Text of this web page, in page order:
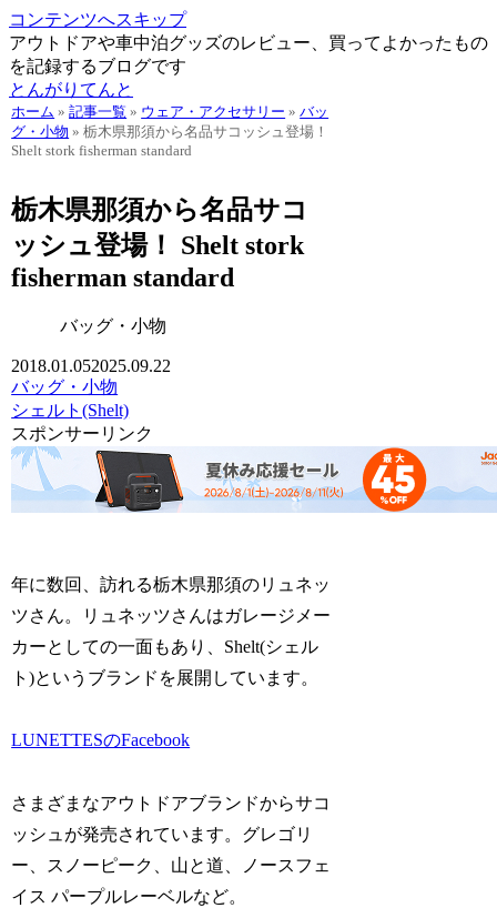
コンテンツへスキップ
アウトドアや車中泊グッズのレビュー、買ってよかったもの
を記録するブログです
とんがりてんと
ホーム »記事一覧 » ウェア・アクセサリー »バッ
グ・小物 »栃木県那須から名品サコッシュ登場！
Shelt stork fisherman standard
栃木県那須から名品サコ
ッシュ登場！ Shelt stork
fisherman standard
バッグ・小物
2018.01.052025.09.22
バッグ・小物
シェルト(Shelt)
スポンサーリンク
年に数回、訪れる栃木県那須のリュネッ
ツさん。リュネッツさんはガレージメー
カーとしての一面もあり、Shelt(シェル
ト)というブランドを展開しています。
LUNETTESのFacebook
さまざまなアウトドアブランドからサコ
ッシュが発売されています。グレゴリ
ー、スノーピーク、山と道、ノースフェ
イス パープルレーベルなど。